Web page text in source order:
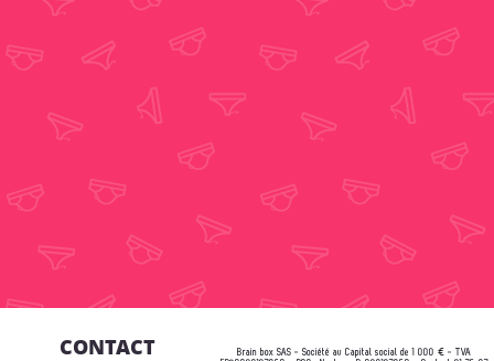
CONTACT
Brain box SAS - Société au Capital social de 1 000 € - TVA